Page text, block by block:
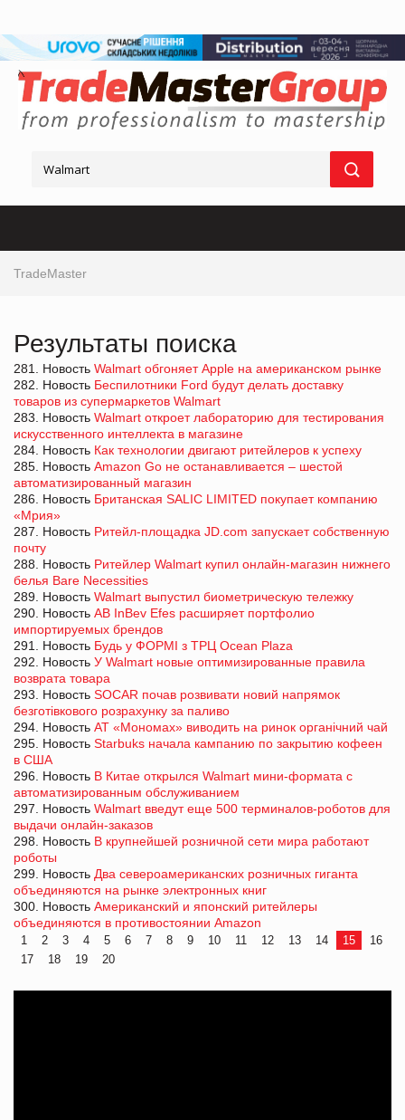
TradeMaster
Результаты поиска
281. Новость Walmart обгоняет Apple на американском рынке
282. Новость Беспилотники Ford будут делать доставку
товаров из супермаркетов Walmart
283. Новость Walmart откроет лабораторию для тестирования
искусственного интеллекта в магазине
284. Новость Как технологии двигают ритейлеров к успеху
285. Новость Amazon Go не останавливается – шестой
автоматизированный магазин
286. Новость Британская SALIC LIMITED покупает компанию
«Мрия»
287. Новость Ритейл-площадка JD.com запускает собственную
почту
288. Новость Ритейлер Walmart купил онлайн-магазин нижнего
белья Bare Necessities
289. Новость Walmart выпустил биометрическую тележку
290. Новость AB InBev Efes расширяет портфолио
импортируемых брендов
291. Новость Будь у ФОРМІ з ТРЦ Ocean Plaza
292. Новость У Walmart новые оптимизированные правила
возврата товара
293. Новость SOCAR почав розвивати новий напрямок
безготівкового розрахунку за паливо
294. Новость АТ «Мономах» виводить на ринок органічний чай
295. Новость Starbuks начала кампанию по закрытию кофеен
в США
296. Новость В Китае открылся Walmart мини-формата с
автоматизированным обслуживанием
297. Новость Walmart введут еще 500 терминалов-роботов для
выдачи онлайн-заказов
298. Новость В крупнейшей розничной сети мира работают
роботы
299. Новость Два североамериканских розничных гиганта
объединяются на рынке электронных книг
300. Новость Американский и японcкий ритейлеры
объединяются в противостоянии Amazon
1 2 3 4 5 6 7 8 9 10 11 12 13 14 15
16
17
18 19 20